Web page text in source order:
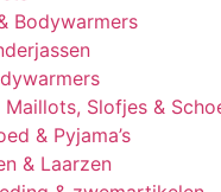
Bodywarmers
Maillots, Slofjes &
& Pyjama’s
& Laarzen